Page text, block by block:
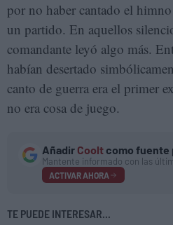
por no haber cantado el
un partido. En aquellos
comandante leyó algo más.
habían desertado
canto de guerra era el primer
no era cosa de juego.
Añadir Coolt como fuente
Mantente informado con las
ACTIVAR AHORA
TE PUEDE INTERESAR...